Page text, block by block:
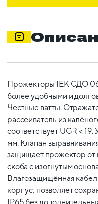
Прожекторы IEK СДО 06
более удобными и
Честные ватты.
рассеиватель из
соответствует UGR <
мм. Клапан
защищает прожектор от
скоба с изогнутым
Влагозащищённая
корпус, позволяет
IP65 без